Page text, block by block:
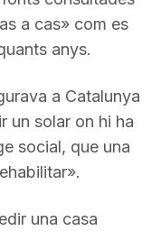
a cas» com es
anys.
a Catalunya
un solar on hi ha
social, que una
una casa